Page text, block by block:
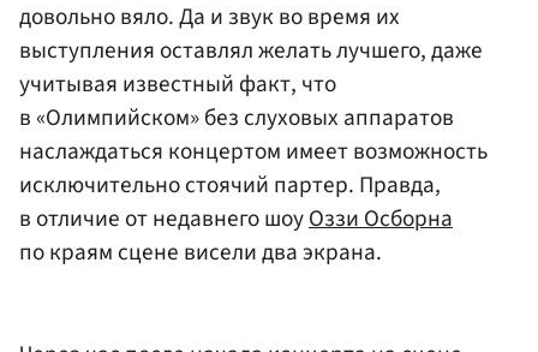
довольно вяло. Да и звук во время их
выступления оставлял желать лучшего, даже
учитывая известный факт, что
в «Олимпийском» без слуховых аппаратов
наслаждаться концертом имеет возможность
исключительно стоячий партер. Правда,
в отличие от недавнего шоуОззи Осборна
по краям сцене висели два экрана.